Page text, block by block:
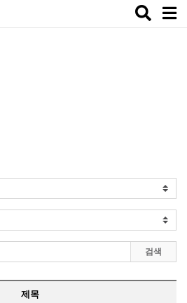
Toggle
검색
제목